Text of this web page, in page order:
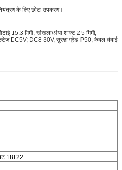
के लिए छोटा उपकरण।
15.3 मिमी, खोखला/अंधा शाफ्ट 2.5 मिमी,
DC5V; DC8-30V, सुरक्षा ग्रेड IP50, केबल लंबाई
18T22